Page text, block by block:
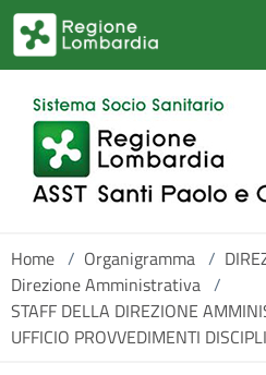
Salta al contenuto principale
Home / Organigramma /
Direzione Amministrativa /
STAFF DELLA DIREZIONE
UFFICIO PROVVEDIMENTI